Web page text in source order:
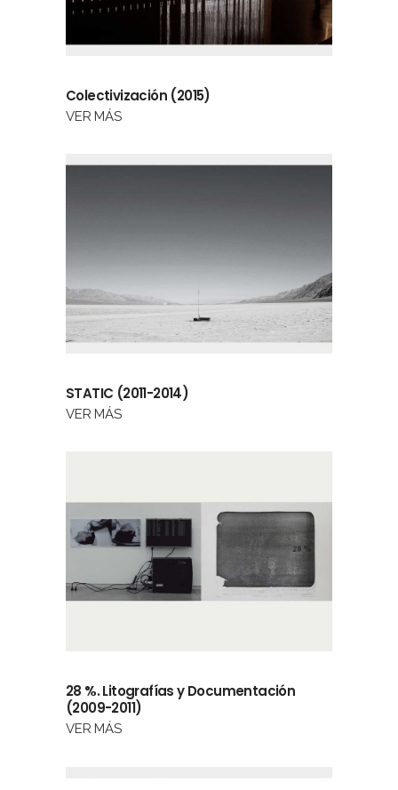
Colectivización (2015)
VER MÁS
STATIC (2011-2014)
VER MÁS
28 %. Litografías y Documentación
(2009-2011)
VER MÁS